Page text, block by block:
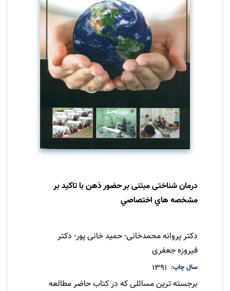
الگوی واحد ، آمادگی خود را در مقابل حوادث و
بلایا افزایش دهند.
درمان شناختی مبتنی بر حضور ذهن با تاكيد بر
مشخصه هاي اختصاصي
دکتر پروانه محمدخانی- حمید خانی پور- دکتر
فیروزه جعفری
سال چاپ
1391
برجسته ترین مسائلی که در کتاب حاضر مطالعه